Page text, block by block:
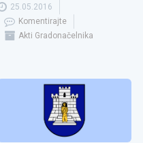
25.05.2016
Komentirajte
Akti Gradonačelnika